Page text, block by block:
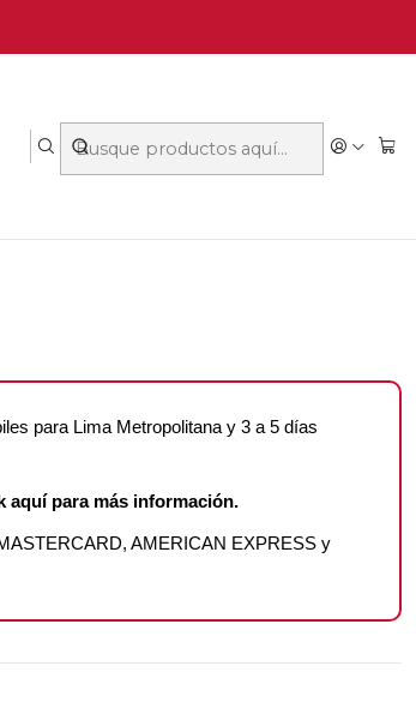
PACK 3
para Lima Metropolitana y 3 a 5 días
aquí para más información.
AMERICAN EXPRESS y